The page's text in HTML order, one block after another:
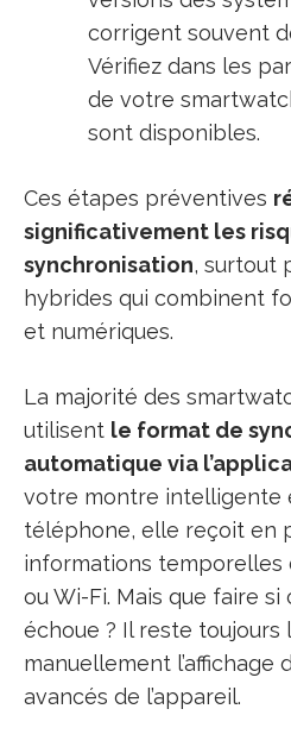
corrigent souvent
Vérifiez dans les
de votre
sont disponibles.
Ces étapes préventives
significativement les
synchronisation, surtout
hybrides qui combinent
et numériques.
La majorité des
utilisent le format de
automatique via
votre montre intelligente
téléphone, elle reçoit en
informations temporelles
ou Wi-Fi. Mais que faire
échoue ? Il reste toujours
manuellement l’affichage
avancés de l’appareil.